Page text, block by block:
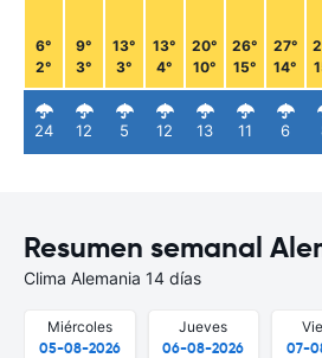
6°
2°
24
9°
3°
12
13°
3°
5
13°
4°
12
20°
10°
13
26°
15°
11
27°
14°
6
Resumen semanal
Clima Alemania 14 días
Miércoles
05-08-2026
Jueves
06-08-2026
07-